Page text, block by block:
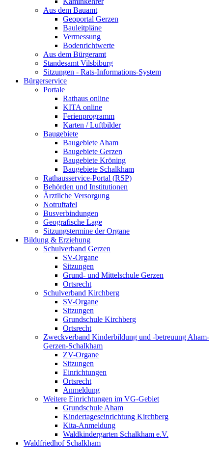
Aus dem Bauamt
Geoportal Gerzen
Bauleitpläne
Vermessung
Bodenrichtwerte
Aus dem Bürgeramt
Standesamt Vilsbiburg
Sitzungen - Rats-Informations-System
Bürgerservice
Portale
Rathaus online
KITA online
Ferienprogramm
Karten / Luftbilder
Baugebiete
Baugebiete Aham
Baugebiete Gerzen
Baugebiete Kröning
Baugebiete Schalkham
Rathausservice-Portal (RSP)
Behörden und Institutionen
Ärztliche Versorgung
Notruftafel
Busverbindungen
Geografische Lage
Sitzungstermine der Organe
Bildung & Erziehung
Schulverband Gerzen
SV-Organe
Sitzungen
Grund- und Mittelschule Gerzen
Ortsrecht
Schulverband Kirchberg
SV-Organe
Sitzungen
Grundschule Kirchberg
Ortsrecht
Zweckverband Kinderbildung und -betreuung Aham-
Gerzen-Schalkham
ZV-Organe
Sitzungen
Einrichtungen
Ortsrecht
Anmeldung
Weitere Einrichtungen im VG-Gebiet
Grundschule Aham
Kindertageseinrichtung Kirchberg
Kita-Anmeldung
Waldkindergarten Schalkham e.V.
Waldfriedhof Schalkham